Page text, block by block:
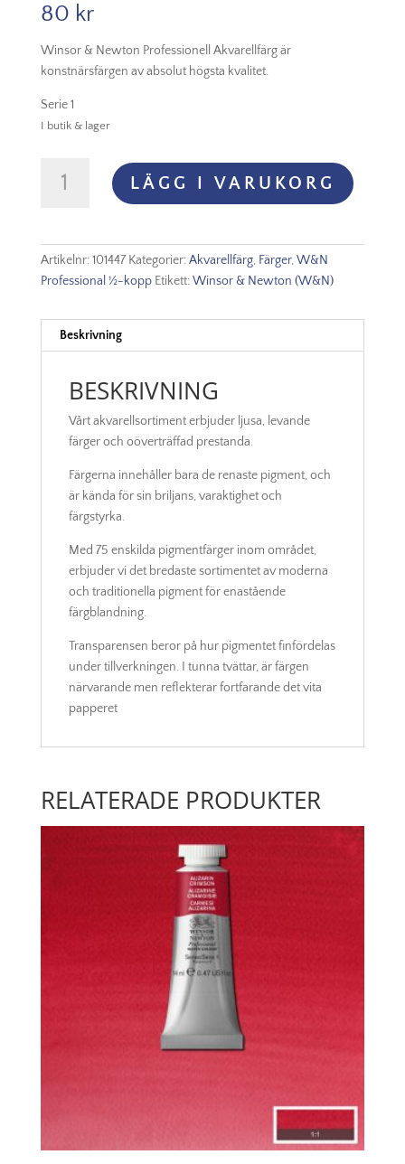
80 kr
Winsor & Newton Professionell Akvarellfärg är
konstnärsfärgen av absolut högsta kvalitet.
Serie 1
I butik & lager
Akvarellfärg
1/2-
Olive
green
mängd
LÄGG I VARUKORG
Artikelnr:101447 Kategorier:Akvarellfärg, Färger,W&N
Professional ½-kopp Etikett:Winsor & Newton (W&N)
Beskrivning
BESKRIVNING
Vårt akvarellsortiment erbjuder ljusa, levande
färger och oöverträffad prestanda.
Färgerna innehåller bara de renaste pigment, och
är kända för sin briljans, varaktighet och
färgstyrka.
Med 75 enskilda pigmentfärger inom området,
erbjuder vi det bredaste sortimentet av moderna
och traditionella pigment för enastående
färgblandning.
Transparensen beror på hur pigmentet finfördelas
under tillverkningen. I tunna tvättar, är färgen
närvarande men reflekterar fortfarande det vita
papperet
RELATERADE PRODUKTER